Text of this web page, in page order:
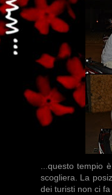
...questo tempio
scogliera. La
dei turisti non ci